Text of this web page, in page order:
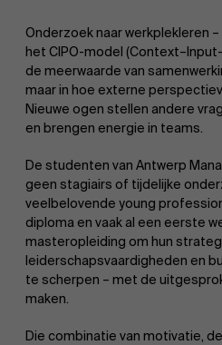
Onderzoek naar werkplekleren
het CIPO-model
de meerwaarde van
maar in hoe externe
Nieuwe ogen stellen andere
en brengen energie in teams.
De studenten van Antwerp
geen stagiairs of tijdelijke
veelbelovende young
diploma en vaak al een eerste
masteropleiding om hun
leiderschapsvaardigheden en
te scherpen – met de
maken.
Die combinatie van motivatie,